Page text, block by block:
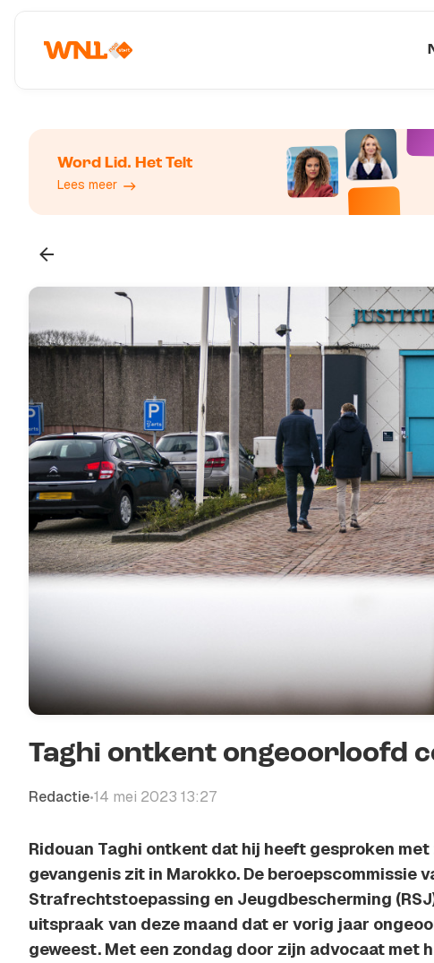
Word Lid. Het Telt
Lees meer
Taghi ontkent ongeoorloofd
Redactie•14 mei 2023 13:27
Ridouan Taghi ontkent dat hij heeft gesproken met
gevangenis zit in Marokko. De beroepscommissie
Strafrechtstoepassing en Jeugdbescherming
uitspraak van deze maand dat er vorig jaar
geweest. Met een zondag door zijn advocaat met